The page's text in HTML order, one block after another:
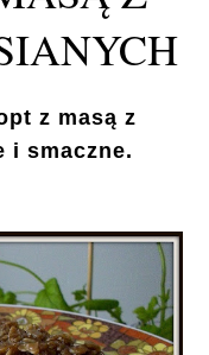
z masą z
i smaczne.